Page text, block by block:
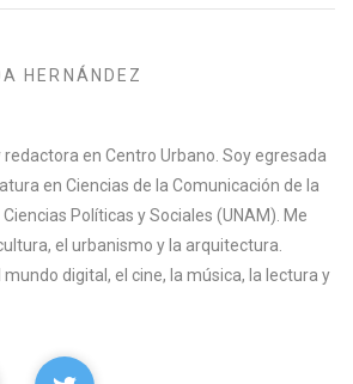
HERNÁNDEZ
redactora en Centro Urbano. Soy egresada
en Ciencias de la Comunicación de la
Políticas y Sociales (UNAM). Me
el urbanismo y la arquitectura.
digital, el cine, la música, la lectura y